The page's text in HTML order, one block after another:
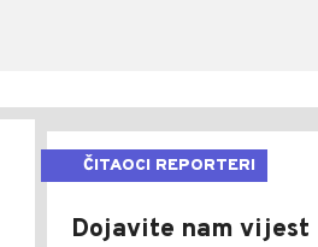
ČITAOCI REPORTERI
Dojavite nam vijest